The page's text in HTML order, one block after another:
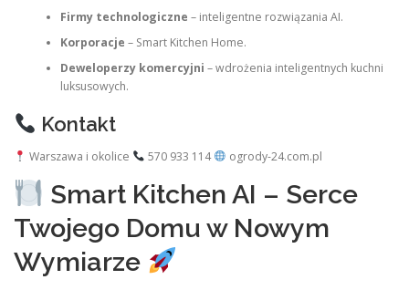
Firmy technologiczne – inteligentne rozwiązania AI.
Korporacje – Smart Kitchen Home.
Deweloperzy komercyjni – wdrożenia inteligentnych kuchni
luksusowych.
Kontakt
Warszawa i okolice 570 933 114 ogrody-24.com.pl
Smart Kitchen AI – Serce
Twojego Domu w Nowym
Wymiarze